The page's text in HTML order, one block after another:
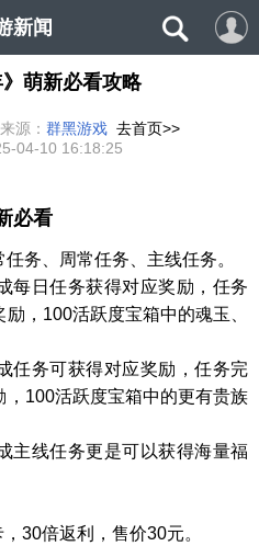
新闻
》萌新必看攻略
来源： 群黑游戏 去首页>>
04-10 16:18:25
必看
务、周常任务、主线任务。
每日任务获得对应奖励，任务
， 100活跃度宝箱中的魂玉
任务可获得对应奖励，任务完
100活跃度宝箱中的更有贵族
主线任务更是可以获得海量福
30倍返利，售价30元。